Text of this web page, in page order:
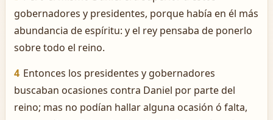
gobernadores y presidentes, porque había en él más
abundancia de espíritu: y el rey pensaba de ponerlo
sobre todo el reino.
4 Entonces los presidentes y gobernadores
buscaban ocasiones contra Daniel por parte del
reino; mas no podían hallar alguna ocasión ó falta,